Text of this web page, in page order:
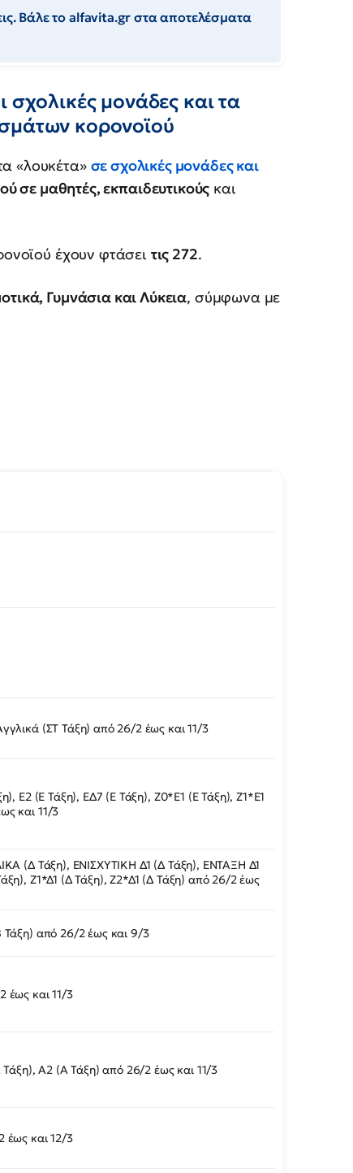
Βάλε το alfavita.gr στα αποτελέσματα
μονάδες και τα
κορονοϊού
«λουκέτα» σε σχολικές μονάδες και
σε μαθητές, εκπαιδευτικούς και
έχουν φτάσει τις 272.
Γυμνάσια και Λύκεια, σύμφωνα με
(ΣΤ Τάξη) από 26/2 έως και 11/3
Ε2 (Ε Τάξη), ΕΔ7 (Ε Τάξη), Ζ0*Ε1 (Ε Τάξη), Ζ1*Ε1
και 11/3
(Δ Τάξη), ΕΝΙΣΧΥΤΙΚΗ Δ1 (Δ Τάξη), ΕΝΤΑΞΗ Δ1
Ζ1*Δ1 (Δ Τάξη), Ζ2*Δ1 (Δ Τάξη) από 26/2 έως
Τάξη) από 26/2 έως και 9/3
έως και 11/3
Α2 (Α Τάξη) από 26/2 έως και 11/3
έως και 12/3